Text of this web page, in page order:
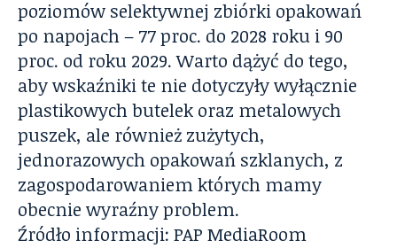
poziomów selektywnej zbiórki opakowań
po napojach – 77 proc. do 2028 roku i 90
proc. od roku 2029. Warto dążyć do tego,
aby wskaźniki te nie dotyczyły wyłącznie
plastikowych butelek oraz metalowych
puszek, ale również zużytych,
jednorazowych opakowań szklanych, z
zagospodarowaniem których mamy
obecnie wyraźny problem.
Źródło informacji: PAP MediaRoom